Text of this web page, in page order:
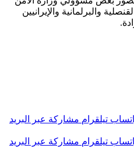
والبرلمانية والإيرانيين
تيلقرام مشاركة عبر البريد
تيلقرام مشاركة عبر البريد